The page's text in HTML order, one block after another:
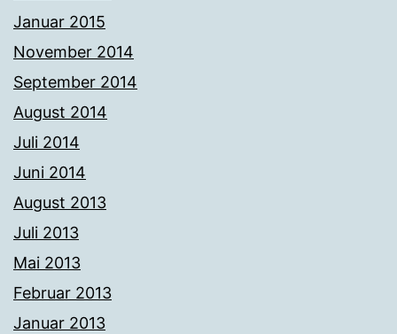
Januar 2015
November 2014
September 2014
August 2014
Juli 2014
Juni 2014
August 2013
Juli 2013
Mai 2013
Februar 2013
Januar 2013